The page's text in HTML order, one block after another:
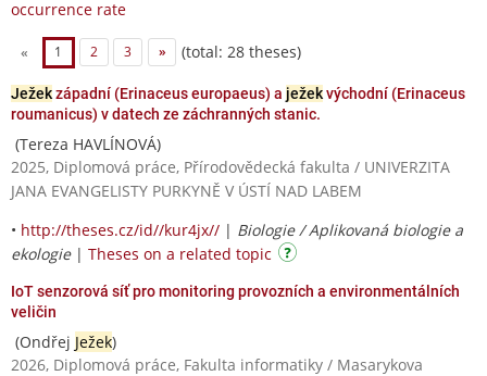
occurrence rate
« 1 2 3 » (total: 28 theses)
Ježekzápadní (Erinaceus europaeus) a ježekvýchodní (Erinaceus
roumanicus) v datech ze záchranných stanic.
(Tereza HAVLÍNOVÁ)
2025, Diplomová práce, Přírodovědecká fakulta / UNIVERZITA
JANA EVANGELISTY PURKYNĚ V ÚSTÍ NAD LABEM
• http://theses.cz/id//kur4jx// | Biologie / Aplikovaná biologie a
ekologie| Theses on a related topic
IoT senzorová síť pro monitoring provozních a environmentálních
veličin
(Ondřej Ježek)
2026, Diplomová práce, Fakulta informatiky / Masarykova